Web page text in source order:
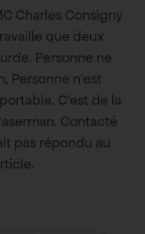
Charles Consigny
que deux
Personne ne
Personne n’est
C’est de la
Contacté
pas répondu au